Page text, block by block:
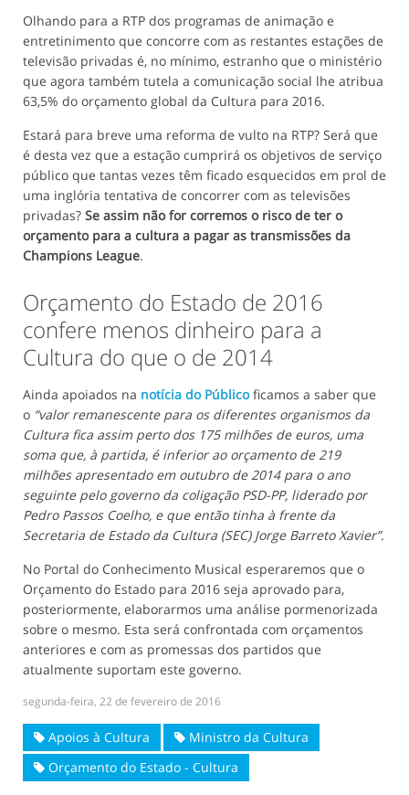
Olhando para a RTP dos programas de animação e
entretinimento que concorre com as restantes estações de
televisão privadas é, no mínimo, estranho que o ministério
que agora também tutela a comunicação social lhe atribua
63,5% do orçamento global da Cultura para 2016.
Estará para breve uma reforma de vulto na RTP? Será que
é desta vez que a estação cumprirá os objetivos de serviço
público que tantas vezes têm ficado esquecidos em prol de
uma inglória tentativa de concorrer com as televisões
privadas? Se assim não for corremos o risco de ter o
orçamento para a cultura a pagar as transmissões da
Champions League.
Orçamento do Estado de 2016
confere menos dinheiro para a
Cultura do que o de 2014
Ainda apoiados na notícia do Públicoficamos a saber que
o “valor remanescente para os diferentes organismos da
Cultura fica assim perto dos 175 milhões de euros, uma
soma que, à partida, é inferior ao orçamento de 219
milhões apresentado em outubro de 2014 para o ano
seguinte pelo governo da coligação PSD-PP, liderado por
Pedro Passos Coelho, e que então tinha à frente da
Secretaria de Estado da Cultura (SEC) Jorge Barreto Xavier”.
No Portal do Conhecimento Musical esperaremos que o
Orçamento do Estado para 2016 seja aprovado para,
posteriormente, elaborarmos uma análise pormenorizada
sobre o mesmo. Esta será confrontada com orçamentos
anteriores e com as promessas dos partidos que
atualmente suportam este governo.
segunda-feira, 22 de fevereiro de 2016
Apoios à Cultura
Ministro da Cultura
Orçamento do Estado - Cultura